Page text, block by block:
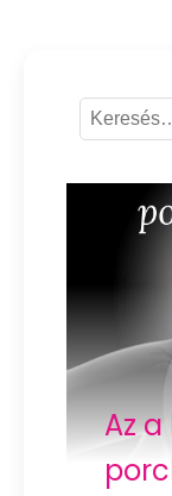
Keresés:
Az